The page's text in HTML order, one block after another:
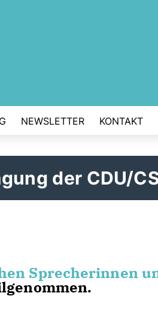
NEWSLETTER KONTAKT
der CDU/
Sprecherinnen